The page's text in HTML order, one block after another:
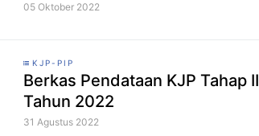
05 Oktober 2022
KJP-PIP
Berkas Pendataan KJP Tahap II
Tahun 2022
31 Agustus 2022